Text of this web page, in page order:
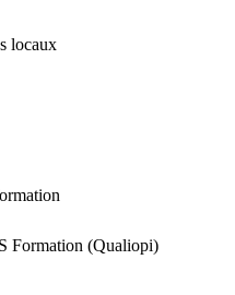
locaux
Formation (Qualiopi)